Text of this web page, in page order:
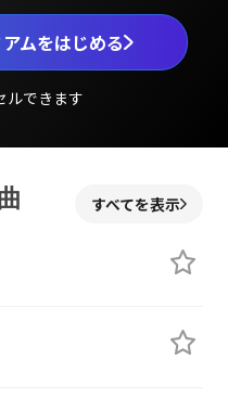
ムをはじめる
ルできます
すべてを表示